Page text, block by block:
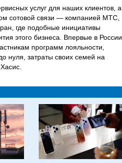
услуг для наших клиентов, а
сотовой связи — компанией МТС,
где подобные инициативы
этого бизнеса. Впервые в России
программ лояльности,
нуля, затраты своих семей на